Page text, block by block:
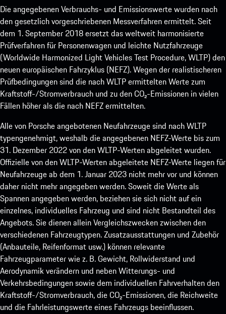
Die angegebenen Verbrauchs- und Emissionswerte wurden nach
den gesetzlich vorgeschriebenen Messverfahren ermittelt. Seit
dem 1. September 2018 ersetzt das weltweit harmonisierte
Prüfverfahren für Personenwagen und leichte Nutzfahrzeuge
(Worldwide Harmonized Light Vehicles Test Procedure, WLTP) den
neuen europäischen Fahrzyklus (NEFZ). Wegen der realistischeren
Prüfbedingungen sind die nach WLTP ermittelten Werte zum
Kraftstoff-/Stromverbrauch und zu den CO₂-Emissionen in vielen
Fällen höher als die nach NEFZ ermittelten.
Alle von Porsche angebotenen Neufahrzeuge sind nach WLTP
typengenehmigt, weshalb die angegebenen NEFZ-Werte bis zum
31. Dezember 2022 von den WLTP-Werten abgeleitet wurden.
Offizielle von den WLTP-Werten abgeleitete NEFZ-Werte liegen für
Neufahrzeuge ab dem 1. Januar 2023 nicht mehr vor und können
daher nicht mehr angegeben werden. Soweit die Werte als
Spannen angegeben werden, beziehen sie sich nicht auf ein
einzelnes, individuelles Fahrzeug und sind nicht Bestandteil des
Angebots. Sie dienen allein Vergleichszwecken zwischen den
verschiedenen Fahrzeugtypen. Zusatzausstattungen und Zubehör
(Anbauteile, Reifenformat usw.) können relevante
Fahrzeugparameter wie z. B. Gewicht, Rollwiderstand und
Aerodynamik verändern und neben Witterungs- und
Verkehrsbedingungen sowie dem individuellen Fahrverhalten den
Kraftstoff-/Stromverbrauch, die CO₂-Emissionen, die Reichweite
und die Fahrleistungswerte eines Fahrzeugs beeinflussen.